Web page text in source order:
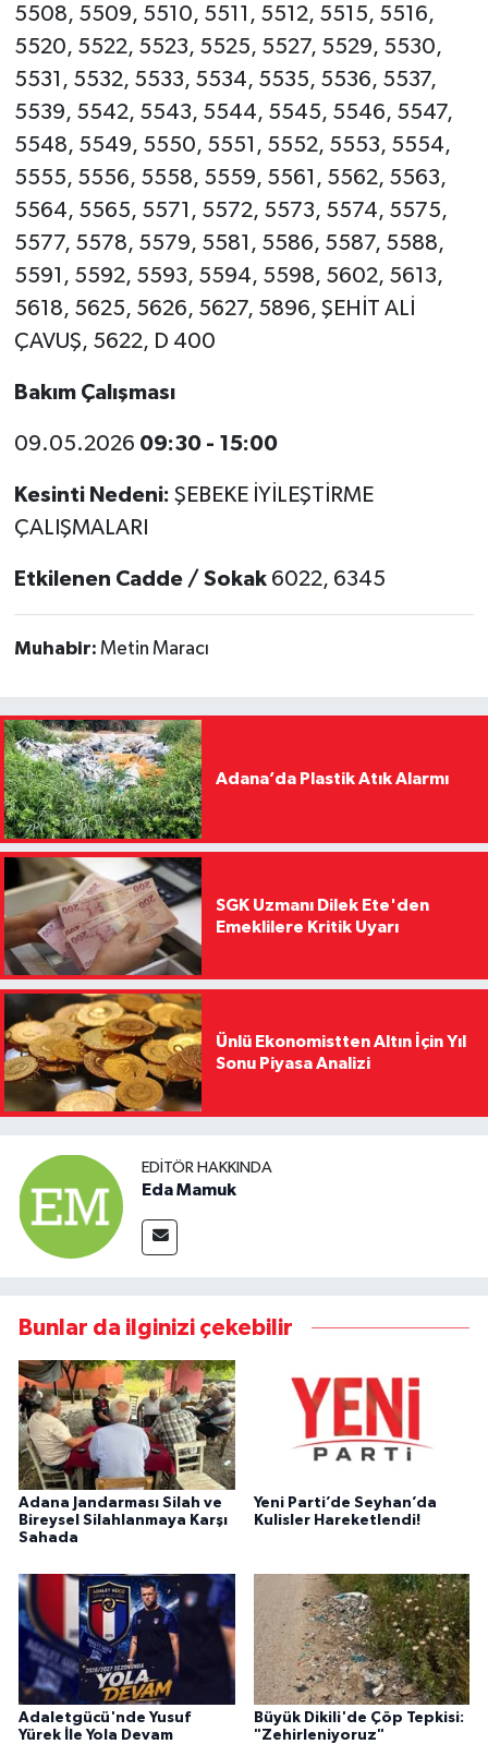
5508, 5509, 5510, 5511, 5512, 5515, 5516,
5520, 5522, 5523, 5525, 5527, 5529, 5530,
5531, 5532, 5533, 5534, 5535, 5536, 5537,
5539, 5542, 5543, 5544, 5545, 5546, 5547,
5548, 5549, 5550, 5551, 5552, 5553, 5554,
5555, 5556, 5558, 5559, 5561, 5562, 5563,
5564, 5565, 5571, 5572, 5573, 5574, 5575,
5577, 5578, 5579, 5581, 5586, 5587, 5588,
5591, 5592, 5593, 5594, 5598, 5602, 5613,
5618, 5625, 5626, 5627, 5896, ŞEHİT ALİ
ÇAVUŞ, 5622, D 400
Bakım Çalışması
09.05.2026 09:30 - 15:00
Kesinti Nedeni: ŞEBEKE İYİLEŞTİRME
ÇALIŞMALARI
Etkilenen Cadde / Sokak6022, 6345
Muhabir: Metin Maracı
Adana’da Plastik Atık Alarmı
SGK Uzmanı Dilek Ete'den
Emeklilere Kritik Uyarı
Ünlü Ekonomistten Altın İçin Yıl
Sonu Piyasa Analizi
EDITÖR HAKKINDA
Eda Mamuk
Bunlar da ilginizi çekebilir
Adana Jandarması Silah ve
Bireysel Silahlanmaya Karşı
Sahada
Yeni Parti’de Seyhan’da
Kulisler Hareketlendi!
Adaletgücü'nde Yusuf
Yürek İle Yola Devam
Büyük Dikili'de Çöp Tepkisi:
"Zehirleniyoruz"